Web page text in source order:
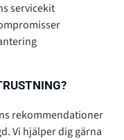
servicekit
rekommendationer
Vi hjälper dig gärna